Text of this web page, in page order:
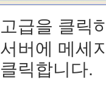
고급을 클릭
서버에 메세
클릭합니다.